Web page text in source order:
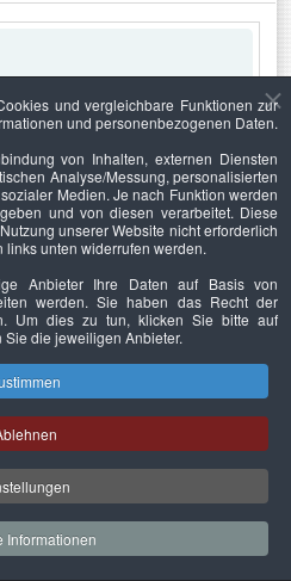
Nachhaltigkeit
Deutscher
e.V..
und vergleichbare Funktionen zur
und personenbezogenen Daten.
von Inhalten, externen Diensten
Analyse/Messung, personalisierten
Medien. Je nach Funktion werden
und von diesen verarbeitet. Diese
unserer Website nicht erforderlich
unten widerrufen werden.
Anbieter Ihre Daten auf Basis von
werden. Sie haben das Recht der
Um dies zu tun, klicken Sie bitte auf
die jeweiligen Anbieter.
Informationen